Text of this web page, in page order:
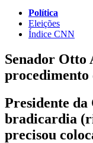
Política
Eleições
Índice CNN
Senador Otto
procedimento
Presidente
bradicardia
precisou